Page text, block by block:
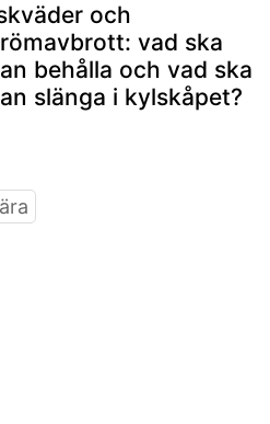
och
vad ska
behålla och vad ska
slänga i kylskåpet?